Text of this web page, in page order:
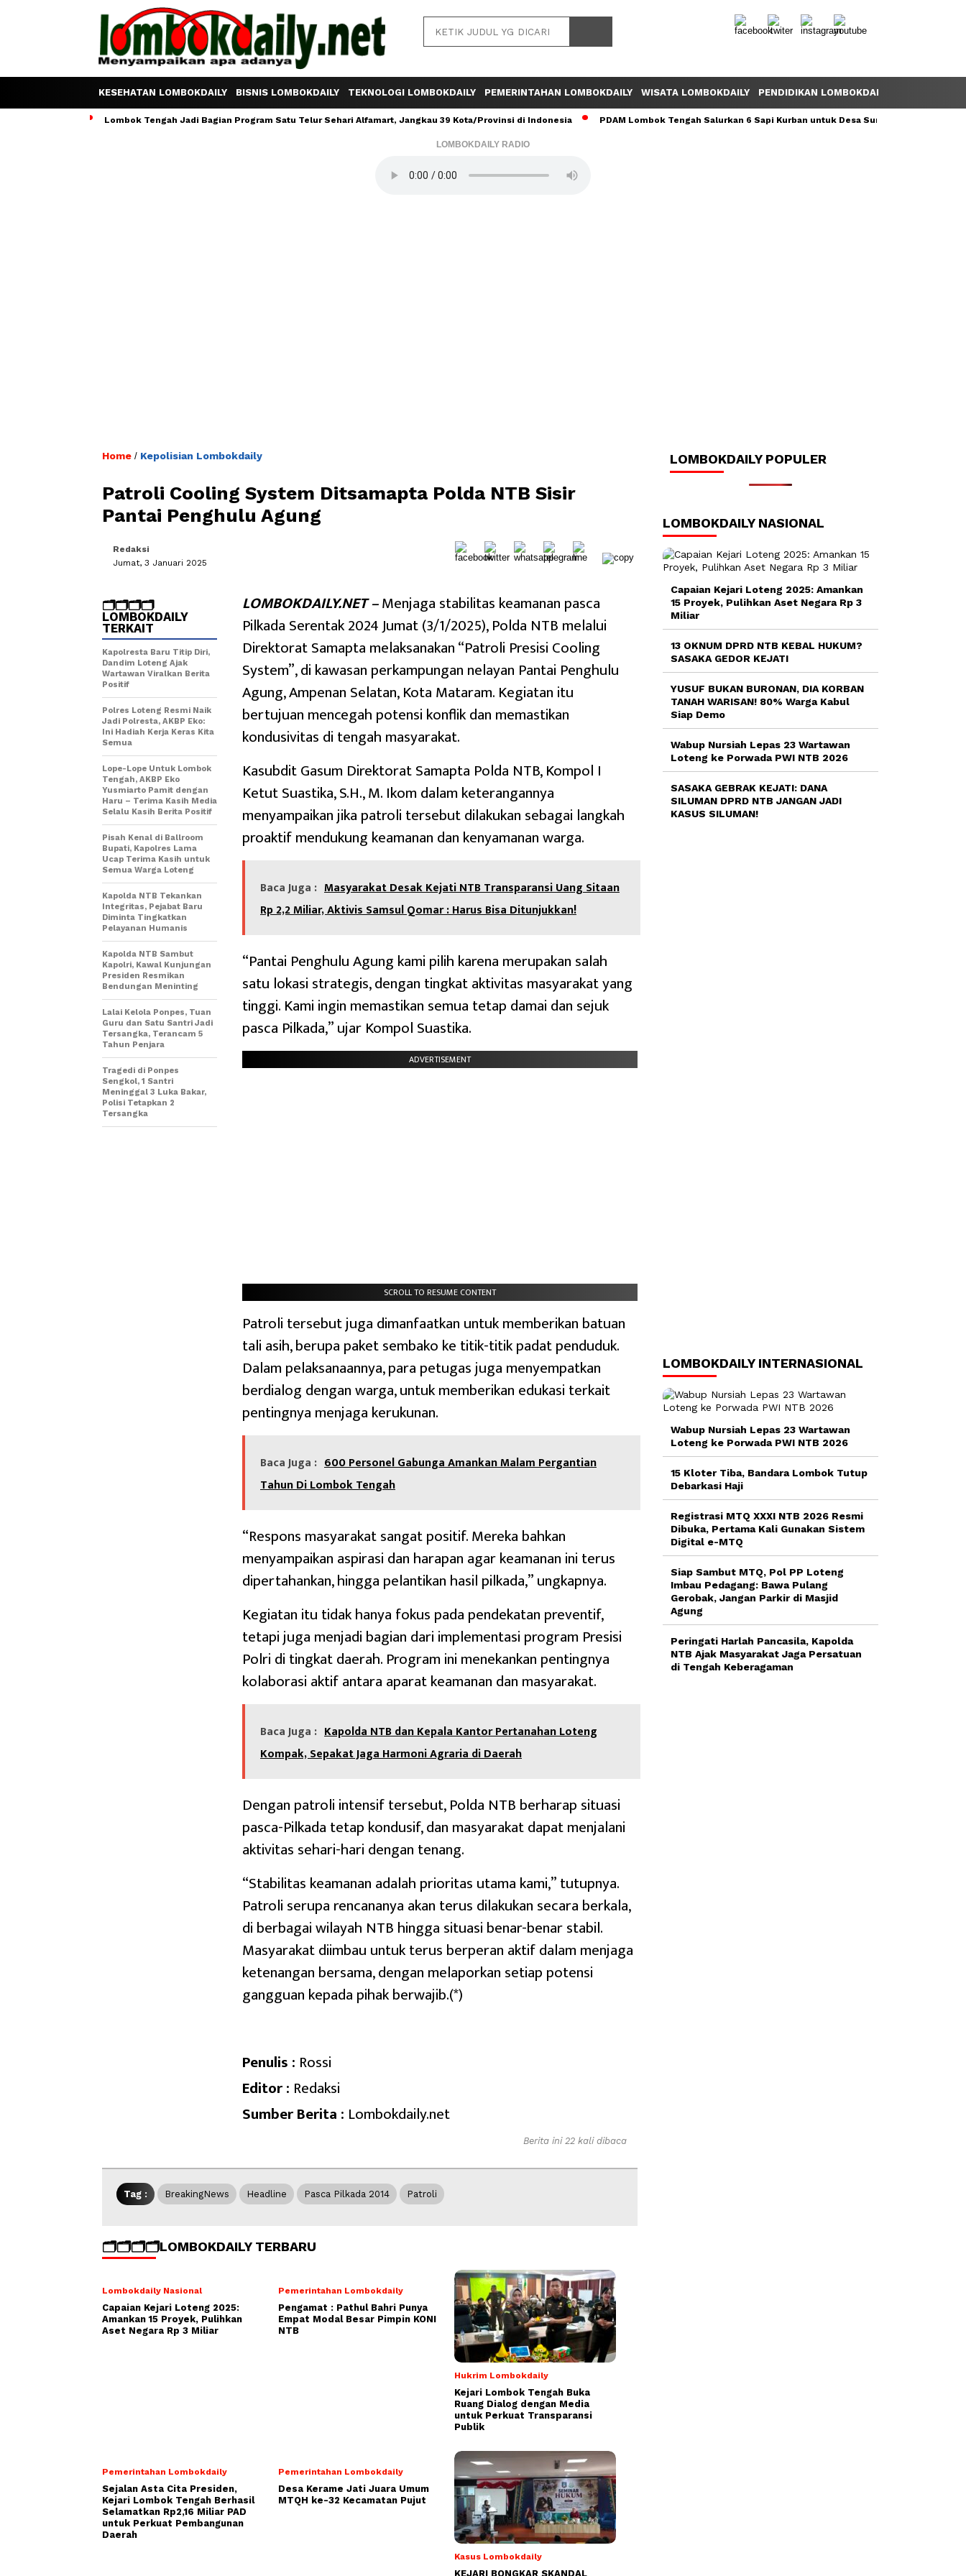
KESEHATAN LOMBOKDAILY BISNIS LOMBOKDAILY TEKNOLOGI LOMBOKDAILY PEMERINTAHAN LOMBOKDAILY WISATA LOMBOKDAILY PENDIDIKAN LOMBOKDAILY
Lombok Tengah Jadi Bagian Program Satu Telur Sehari Alfamart, Jangkau 39 Kota/Provinsi di Indonesia PDAM Lombok Tengah Salurkan 6 Sapi Kurban untuk Desa Sumber Mata Air
LOMBOKDAILY RADIO
Home / Kepolisian Lombokdaily
Patroli Cooling System Ditsamapta Polda NTB Sisir
Pantai Penghulu Agung
Redaksi
Jumat, 3 Januari 2025
LOMBOKDAILY.NET –Menjaga stabilitas keamanan pasca
Pilkada Serentak 2024 Jumat (3/1/2025), Polda NTB melalui
Direktorat Samapta melaksanakan “Patroli Presisi Cooling
System”, di kawasan perkampungan nelayan Pantai Penghulu
Agung, Ampenan Selatan, Kota Mataram. Kegiatan itu
bertujuan mencegah potensi konflik dan memastikan
kondusivitas di tengah masyarakat.
Kasubdit Gasum Direktorat Samapta Polda NTB, Kompol I
Ketut Suastika, S.H., M. Ikom dalam keterangannya
menyampaikan jika patroli tersebut dilakukan sebagai langkah
proaktif mendukung keamanan dan kenyamanan warga.
Baca Juga : Masyarakat Desak Kejati NTB Transparansi Uang Sitaan
Rp 2,2 Miliar, Aktivis Samsul Qomar : Harus Bisa Ditunjukkan!
“Pantai Penghulu Agung kami pilih karena merupakan salah
satu lokasi strategis, dengan tingkat aktivitas masyarakat yang
tinggi. Kami ingin memastikan semua tetap damai dan sejuk
pasca Pilkada,” ujar Kompol Suastika.
ADVERTISEMENT
SCROLL TO RESUME CONTENT
Patroli tersebut juga dimanfaatkan untuk memberikan batuan
tali asih, berupa paket sembako ke titik-titik padat penduduk.
Dalam pelaksanaannya, para petugas juga menyempatkan
berdialog dengan warga, untuk memberikan edukasi terkait
pentingnya menjaga kerukunan.
Baca Juga : 600 Personel Gabunga Amankan Malam Pergantian
Tahun Di Lombok Tengah
“Respons masyarakat sangat positif. Mereka bahkan
menyampaikan aspirasi dan harapan agar keamanan ini terus
dipertahankan, hingga pelantikan hasil pilkada,” ungkapnya.
Kegiatan itu tidak hanya fokus pada pendekatan preventif,
tetapi juga menjadi bagian dari implementasi program Presisi
Polri di tingkat daerah. Program ini menekankan pentingnya
kolaborasi aktif antara aparat keamanan dan masyarakat.
Baca Juga : Kapolda NTB dan Kepala Kantor Pertanahan Loteng
Kompak, Sepakat Jaga Harmoni Agraria di Daerah
Dengan patroli intensif tersebut, Polda NTB berharap situasi
pasca-Pilkada tetap kondusif, dan masyarakat dapat menjalani
aktivitas sehari-hari dengan tenang.
“Stabilitas keamanan adalah prioritas utama kami,” tutupnya.
Patroli serupa rencananya akan terus dilakukan secara berkala,
di berbagai wilayah NTB hingga situasi benar-benar stabil.
Masyarakat diimbau untuk terus berperan aktif dalam menjaga
ketenangan bersama, dengan melaporkan setiap potensi
gangguan kepada pihak berwajib.(*)
Penulis : Rossi
Editor : Redaksi
Sumber Berita : Lombokdaily.net
🗂️🗂️🗂️🗂️
LOMBOKDAILY
TERKAIT
Kapolresta Baru Titip Diri,
Dandim Loteng Ajak
Wartawan Viralkan Berita
Positif
Polres Loteng Resmi Naik
Jadi Polresta, AKBP Eko:
Ini Hadiah Kerja Keras Kita
Semua
Lope-Lope Untuk Lombok
Tengah, AKBP Eko
Yusmiarto Pamit dengan
Haru – Terima Kasih Media
Selalu Kasih Berita Positif
Pisah Kenal di Ballroom
Bupati, Kapolres Lama
Ucap Terima Kasih untuk
Semua Warga Loteng
Kapolda NTB Tekankan
Integritas, Pejabat Baru
Diminta Tingkatkan
Pelayanan Humanis
Kapolda NTB Sambut
Kapolri, Kawal Kunjungan
Presiden Resmikan
Bendungan Meninting
Lalai Kelola Ponpes, Tuan
Guru dan Satu Santri Jadi
Tersangka, Terancam 5
Tahun Penjara
Tragedi di Ponpes
Sengkol, 1 Santri
Meninggal 3 Luka Bakar,
Polisi Tetapkan 2
Tersangka
Berita ini 22 kali dibaca
Tag : BreakingNews Headline Pasca Pilkada 2014 Patroli
🗂️🗂️🗂️🗂️LOMBOKDAILY TERBARU
Lombokdaily Nasional
Capaian Kejari Loteng 2025:
Amankan 15 Proyek, Pulihkan
Aset Negara Rp 3 Miliar
Pemerintahan Lombokdaily
Pengamat : Pathul Bahri Punya
Empat Modal Besar Pimpin KONI
NTB
Hukrim Lombokdaily
Kejari Lombok Tengah Buka
Ruang Dialog dengan Media
untuk Perkuat Transparansi
Publik
Pemerintahan Lombokdaily
Sejalan Asta Cita Presiden,
Kejari Lombok Tengah Berhasil
Selamatkan Rp2,16 Miliar PAD
untuk Perkuat Pembangunan
Daerah
Pemerintahan Lombokdaily
Desa Kerame Jati Juara Umum
MTQH ke-32 Kecamatan Pujut
Kasus Lombokdaily
KEJARI BONGKAR SKANDAL
LOMBOKDAILY POPULER
LOMBOKDAILY NASIONAL
Capaian Kejari Loteng 2025: Amankan
15 Proyek, Pulihkan Aset Negara Rp 3
Miliar
13 OKNUM DPRD NTB KEBAL HUKUM?
SASAKA GEDOR KEJATI
YUSUF BUKAN BURONAN, DIA KORBAN
TANAH WARISAN! 80% Warga Kabul
Siap Demo
Wabup Nursiah Lepas 23 Wartawan
Loteng ke Porwada PWI NTB 2026
SASAKA GEBRAK KEJATI: DANA
SILUMAN DPRD NTB JANGAN JADI
KASUS SILUMAN!
LOMBOKDAILY INTERNASIONAL
Wabup Nursiah Lepas 23 Wartawan
Loteng ke Porwada PWI NTB 2026
15 Kloter Tiba, Bandara Lombok Tutup
Debarkasi Haji
Registrasi MTQ XXXI NTB 2026 Resmi
Dibuka, Pertama Kali Gunakan Sistem
Digital e-MTQ
Siap Sambut MTQ, Pol PP Loteng
Imbau Pedagang: Bawa Pulang
Gerobak, Jangan Parkir di Masjid
Agung
Peringati Harlah Pancasila, Kapolda
NTB Ajak Masyarakat Jaga Persatuan
di Tengah Keberagaman